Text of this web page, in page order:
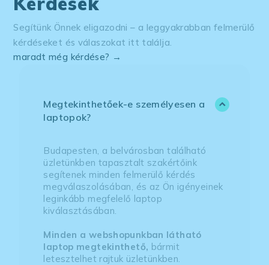
Segítünk Önnek eligazodni – a leggyakrabban felmerülő
kérdéseket és válaszokat itt találja.
maradt még kérdése? →
Megtekinthetőek-e személyesen a
laptopok?
Budapesten, a belvárosban található
üzletünkben tapasztalt szakértőink
segítenek minden felmerülő kérdés
megválaszolásában, és az Ön igényeinek
leginkább megfelelő laptop
kiválasztásában.
Minden a webshopunkban látható
laptop megtekinthető, bármit
letesztelhet rajtuk üzletünkben.